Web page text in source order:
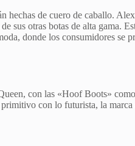
hechas de cuero de caballo.
sus otras botas de alta gama.
donde los consumidores se
con las «Hoof Boots» como
con lo futurista, la